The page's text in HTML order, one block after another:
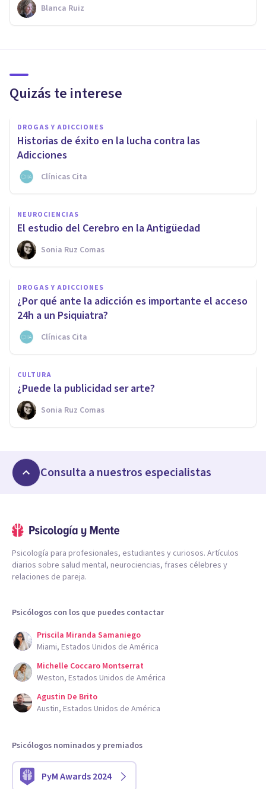
Blanca Ruiz
Quizás te interese
DROGAS Y ADICCIONES
Historias de éxito en la lucha contra las
Adicciones
Clínicas Cita
NEUROCIENCIAS
El estudio del Cerebro en la Antigüedad
Sonia Ruz Comas
DROGAS Y ADICCIONES
¿Por qué ante la adicción es importante el acceso
24h a un Psiquiatra?
Clínicas Cita
CULTURA
¿Puede la publicidad ser arte?
Sonia Ruz Comas
Consulta a nuestros especialistas
Psicología para profesionales, estudiantes y curiosos. Artículos
diarios sobre salud mental, neurociencias, frases célebres y
relaciones de pareja.
Psicólogos con los que puedes contactar
Priscila Miranda Samaniego
Miami, Estados Unidos de América
Michelle Coccaro Montserrat
Weston, Estados Unidos de América
Agustin De Brito
Austin, Estados Unidos de América
Psicólogos nominados y premiados
PyM Awards 2024